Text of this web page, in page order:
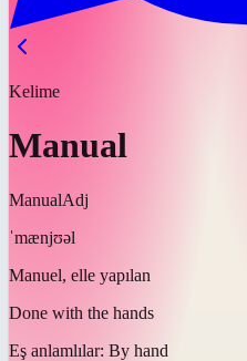
Kelime
Manual
ManualAdj
ˈmænjʊəl
Manuel, elle yapılan
Done with the hands
Eş anlamlılar: By hand